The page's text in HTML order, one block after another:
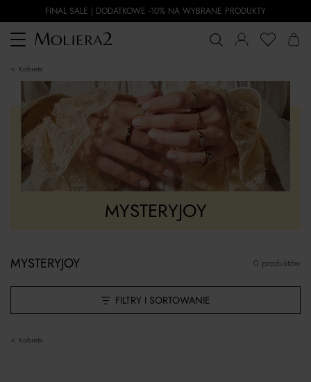
FINAL SALE | DODATKOWE -10% NA WYBRANE PRODUKTY
Toggle
navigation
kobieta
MYSTERYJOY
FILTRY I SORTOWANIE
0 produktów
MYSTERYJOY
kobieta